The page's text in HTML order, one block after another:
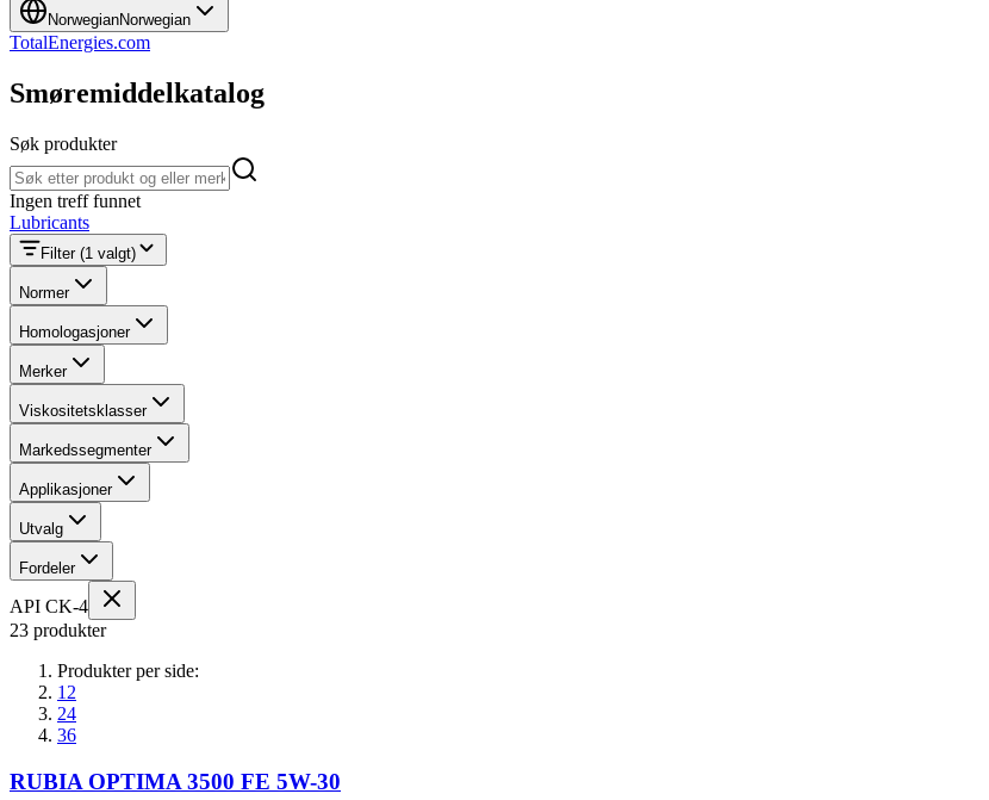
NorwegianNorwegian
TotalEnergies.com
Smøremiddelkatalog
Søk produkter
Søk produkter
Ingen treff funnet
Lubricants
Filter(1 valgt)
Normer
Homologasjoner
Merker
Viskositetsklasser
Markedssegmenter
Applikasjoner
Utvalg
Fordeler
API CK-4
23 produkter
Produkter per side:
12
24
36
RUBIA OPTIMA 3500 FE 5W-30